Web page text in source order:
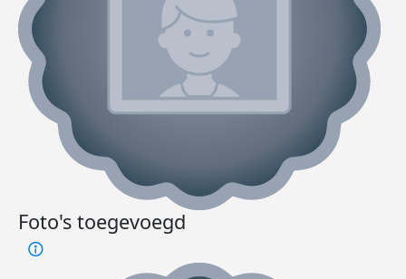
Foto's toegevoegd